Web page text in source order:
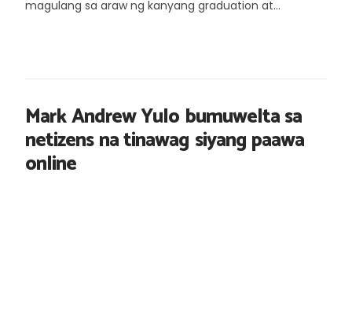
magulang sa araw ng kanyang graduation at...
Mark Andrew Yulo bumuwelta sa
netizens na tinawag siyang paawa
online